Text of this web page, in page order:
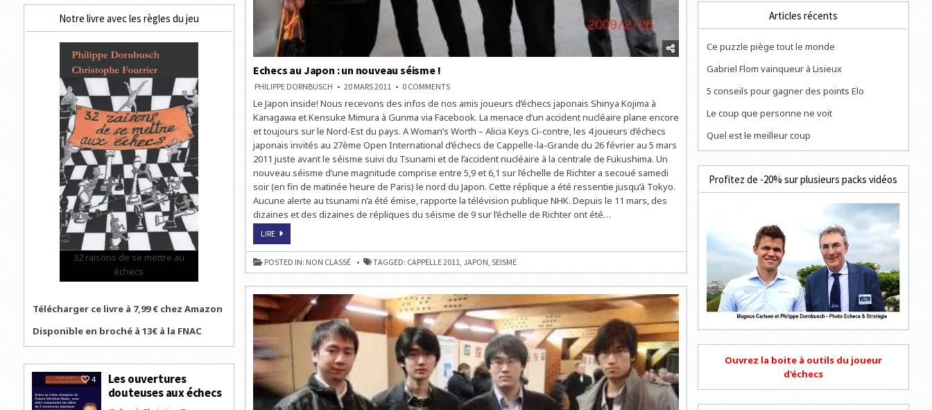
Echecs au Japon : un nouveau séisme !
PHILIPPE DORNBUSCH 20 MARS 2011 0 COMMENTSON
AU
:
UN
NOUVEAU
SÉISME
Le Japon inside! Nous recevons des infos de nos amis joueurs d’échecs japonais Shinya Kojima à
Kanagawa et Kensuke Mimura à Gunma via Facebook. La menace d’un accident nucléaire plane encore
et toujours sur le Nord-Est du pays. A Woman’s Worth – Alicia Keys Ci-contre, les 4 joueurs d’échecs
japonais invités au 27ème Open International d’échecs de Cappelle-la-Grande du 26 février au 5 mars
2011 juste avant le séisme suivi du Tsunami et de l’accident nucléaire à la centrale de Fukushima. Un
nouveau séisme d’une magnitude comprise entre 5,9 et 6,1 sur l’échelle de Richter a secoué samedi
soir (en fin de matinée heure de Paris) le nord du Japon. Cette réplique a été ressentie jusqu’à Tokyo.
Aucune alerte au tsunami n’a été émise, rapporte la télévision publique NHK. Depuis le 11 mars, des
dizaines et des dizaines de répliques du séisme de 9 sur l’échelle de Richter ont été…
LIREECHECS
JAPON
:
UN
NOUVEAU
POSTED IN: NON CLASSÉ TAGGED: CAPPELLE 2011 JAPON SEISME
Notre livre avec les règles du jeu
32 raisons de se mettre au
échecs
Télécharger ce livre à 7,99 € chez Amazon
Disponible en broché à 13€ à la FNAC
4
Les ouvertures
douteuses aux échecs
Articles récents
Ce puzzle piège tout le monde
Gabriel Flom vainqueur à Lisieux
5 conseils pour gagner des points Elo
Le coup que personne ne voit
Quel est le meilleur coup
Profitez de -20% sur plusieurs packs vidéos
Ouvrez la boite à outils du joueur
d'échecs